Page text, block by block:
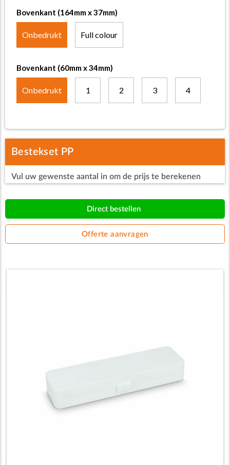
Bovenkant (164mm x 37mm)
Onbedrukt Full colour
Bovenkant (60mm x 34mm)
Onbedrukt 1 2 3 4
Bestekset PP
Vul uw gewenste aantal in om de prijs te berekenen
Direct bestellen
Offerte aanvragen